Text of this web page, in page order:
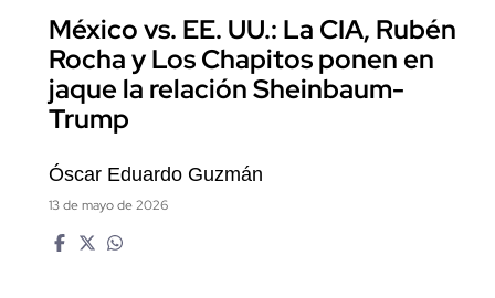
México vs. EE. UU.: La CIA, Rubén
Rocha y Los Chapitos ponen en
jaque la relación Sheinbaum-
Trump
Óscar Eduardo Guzmán
13 de mayo de 2026